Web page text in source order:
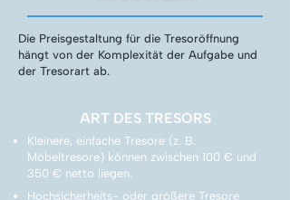
Die Preisgestaltung für die Tresoröffnung
hängt von der Komplexität der Aufgabe und
der Tresorart ab.
ART DES TRESORS
Kleinere, einfache Tresore (z. B.
Möbeltresore) können zwischen 100 € und
350 € netto liegen.
Hochsicherheits- oder größere Tresore